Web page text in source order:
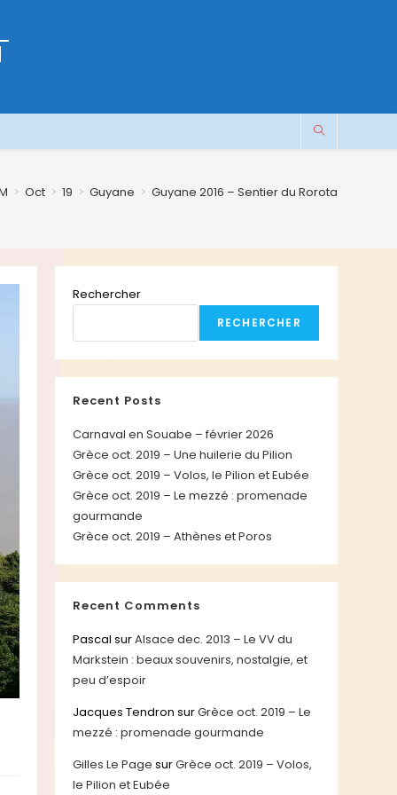
> Oct > 19 > Guyane > Guyane 2016 – Sentier du Rorota
Rechercher
RECHERCHER
Recent Posts
Carnaval en Souabe – février 2026
Grèce oct. 2019 – Une huilerie du Pilion
Grèce oct. 2019 – Volos, le Pilion et Eubée
Grèce oct. 2019 – Le mezzé : promenade
gourmande
Grèce oct. 2019 – Athènes et Poros
Recent Comments
Pascal surAlsace dec. 2013 – Le VV du
Markstein : beaux souvenirs, nostalgie, et
peu d’espoir
Jacques Tendron surGrèce oct. 2019 – Le
mezzé : promenade gourmande
Gilles Le Page surGrèce oct. 2019 – Volos,
le Pilion et Eubée